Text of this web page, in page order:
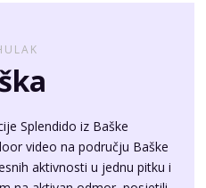
Splendido iz Baške
video na području Baške
aktivnosti u jednu pitku i